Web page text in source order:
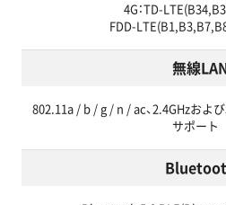
4G：TD-
FDD-
無線LAN
802.11a / b / g / n / ac、2.4GHzおよ
サポート